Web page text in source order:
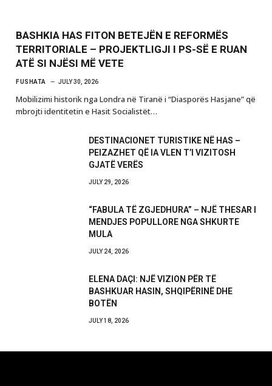
BASHKIA HAS FITON BETEJËN E REFORMËS
TERRITORIALE – PROJEKTLIGJI I PS-SË E RUAN
ATË SI NJËSI MË VETE
FUSHATA JULY 30, 2026
Mobilizimi historik nga Londra në Tiranë i “Diasporës Hasjane” që
mbrojti identitetin e Hasit Socialistët…
DESTINACIONET TURISTIKE NË HAS –
PEIZAZHET QË IA VLEN T’I VIZITOSH
GJATË VERËS
JULY 29, 2026
“FABULA TË ZGJEDHURA” – NJË THESAR I
MENDJES POPULLORE NGA SHKURTE
MULA
JULY 24, 2026
ELENA DAÇI: NJË VIZION PËR TË
BASHKUAR HASIN, SHQIPËRINË DHE
BOTËN
JULY 18, 2026